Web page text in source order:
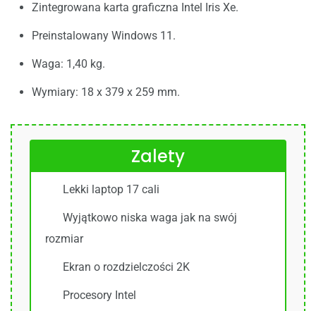
Zintegrowana karta graficzna Intel Iris Xe.
Preinstalowany Windows 11.
Waga: 1,40 kg.
Wymiary: 18 x 379 x 259 mm.
Zalety
Lekki laptop 17 cali
Wyjątkowo niska waga jak na swój
rozmiar
Ekran o rozdzielczości 2K
Procesory Intel